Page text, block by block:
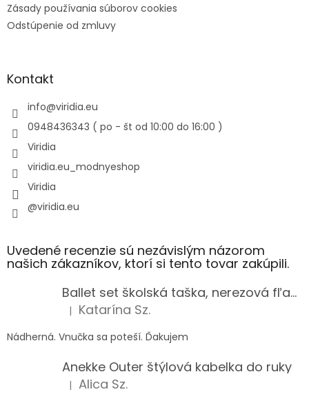
Zásady používania súborov cookies
Odstúpenie od zmluvy
Kontakt
info@viridia.eu
0948436343 ( po - št od 10:00 do 16:00 )
Viridia
viridia.eu_modnyeshop
Viridia
@viridia.eu
Uvedené recenzie sú nezávislým názorom
našich zákazníkov, ktorí si tento tovar zakúpili.
Ballet set školská taška, nerezová fľaša a plný peračník s motívom baletky pre dievča
Hodnotenie produktu je 5 z 5 hviezdičiek.
| Katarína Sz.
Nádherná. Vnučka sa poteší. Ďakujem
Anekke Outer štýlová kabelka do ruky
Hodnotenie produktu je 5 z 5 hviezdičiek.
| Alica Sz.